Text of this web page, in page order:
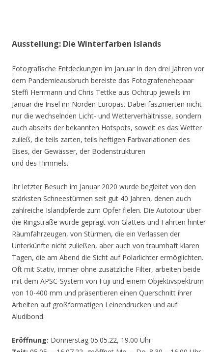
Ausstellung: Die Winterfarben Islands
Fotografische Entdeckungen im Januar In den drei Jahren vor
dem Pandemieausbruch bereiste das Fotografenehepaar
Steffi Herrmann und Chris Tettke aus Ochtrup jeweils im
Januar die Insel im Norden Europas. Dabei faszinierten nicht
nur die wechselnden Licht- und Wetterverhältnisse, sondern
auch abseits der bekannten Hotspots, soweit es das Wetter
zuließ, die teils zarten, teils heftigen Farbvariationen des
Eises, der Gewässer, der Bodenstrukturen
und des Himmels.
Ihr letzter Besuch im Januar 2020 wurde begleitet von den
stärksten Schneestürmen seit gut 40 Jahren, denen auch
zahlreiche Islandpferde zum Opfer fielen. Die Autotour über
die Ringstraße wurde geprägt von Glatteis und Fahrten hinter
Räumfahrzeugen, von Stürmen, die ein Verlassen der
Unterkünfte nicht zuließen, aber auch von traumhaft klaren
Tagen, die am Abend die Sicht auf Polarlichter ermöglichten.
Oft mit Stativ, immer ohne zusätzliche Filter, arbeiten beide
mit dem APSC-System von Fuji und einem Objektivspektrum
von 10-400 mm und präsentieren einen Querschnitt ihrer
Arbeiten auf großformatigen Leinendrucken und auf
Aludibond.
Eröffnung: Donnerstag 05.05.22, 19.00 Uhr